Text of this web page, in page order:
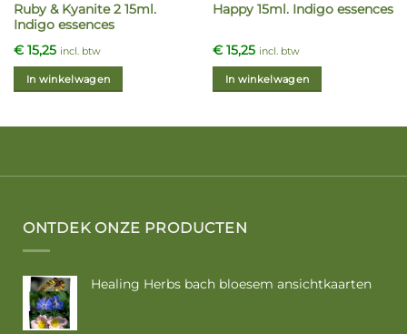
Ruby & Kyanite 2 15ml.
Indigo essences
€15,25 incl. btw
In winkelwagen
Happy 15ml. Indigo essences
€15,25 incl. btw
In winkelwagen
ONTDEK ONZE PRODUCTEN
Healing Herbs bach bloesem ansichtkaarten